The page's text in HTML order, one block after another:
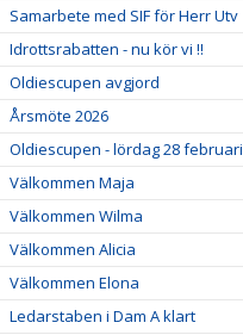
Samarbete med SIF för Herr Utv
Idrottsrabatten - nu kör vi !!
Oldiescupen avgjord
Årsmöte 2026
Oldiescupen - lördag 28 februari
Välkommen Maja
Välkommen Wilma
Välkommen Alicia
Välkommen Elona
Ledarstaben i Dam A klart